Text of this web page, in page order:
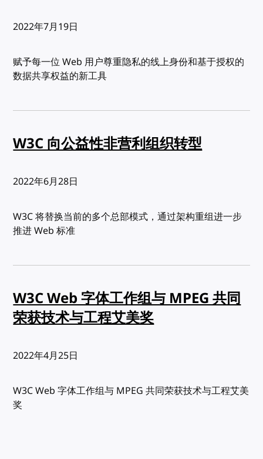
发布:
2022年7月19日
赋予每一位 Web 用户尊重隐私的线上身份和基于授权的
数据共享权益的新工具
W3C 向公益性非营利组织转型
发布:
2022年6月28日
W3C 将替换当前的多个总部模式，通过架构重组进一步
推进 Web 标准
W3C Web 字体工作组与 MPEG 共同
荣获技术与工程艾美奖
发布:
2022年4月25日
W3C Web 字体工作组与 MPEG 共同荣获技术与工程艾美
奖